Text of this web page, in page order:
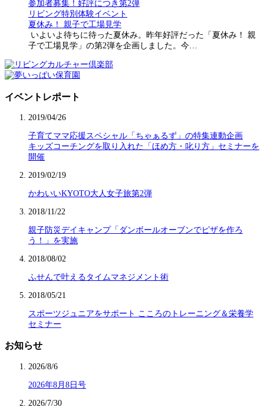
参加者募集！好評につき第2弾
リビング特別体験イベント
夏休み！ 親子で工場見学
いよいよ待ちに待った夏休み。昨年好評だった「夏休み！ 親
子で工場見学」の第2弾を企画しました。今…
イベントレポート
2019/04/26
子育てママ応援スペシャル「ちゃぁるず」の特集連動企画
キッズコーチングを取り入れた「ほめ方・叱り方」セミナーを
開催
2019/02/19
かわいいKYOTO大人女子旅第2弾
2018/11/22
親子防災デイキャンプ「ダンボールオーブンでピザを作ろ
う！」を実施
2018/08/02
ふせんで叶えるタイムマネジメント術
2018/05/21
スポーツジュニアをサポート こころのトレーニング＆栄養学
セミナー
お知らせ
2026/8/6
2026年8月8日号
2026/7/30